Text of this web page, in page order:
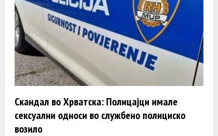
Скандал во Хрватска: Полицајци имале
сексуални односи во службено полициско
возило